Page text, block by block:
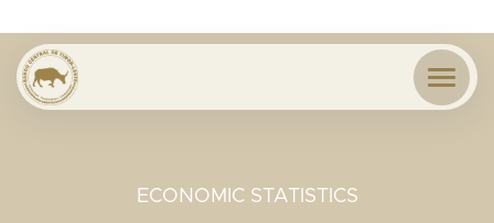
ECONOMIC STATISTICS